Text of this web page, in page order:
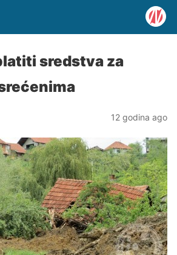
sredstva za
12 godina ago